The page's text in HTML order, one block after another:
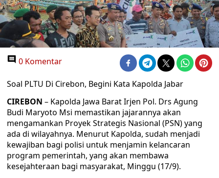
0 Komentar
Soal PLTU Di Cirebon, Begini Kata Kapolda Jabar
CIREBON – Kapolda Jawa Barat Irjen Pol. Drs Agung
Budi Maryoto Msi memastikan jajarannya akan
mengamankan Proyek Strategis Nasional (PSN) yang
ada di wilayahnya. Menurut Kapolda, sudah menjadi
kewajiban bagi polisi untuk menjamin kelancaran
program pemerintah, yang akan membawa
kesejahteraan bagi masyarakat, Minggu (17/9).